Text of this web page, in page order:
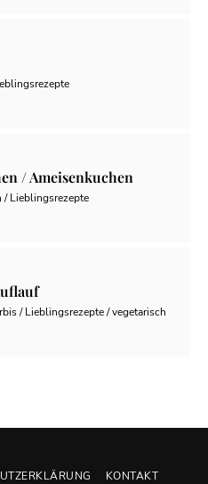
/ Ameisenkuchen
/ Lieblingsrezepte
/ Lieblingsrezepte / vegetarisch
KONTAKT